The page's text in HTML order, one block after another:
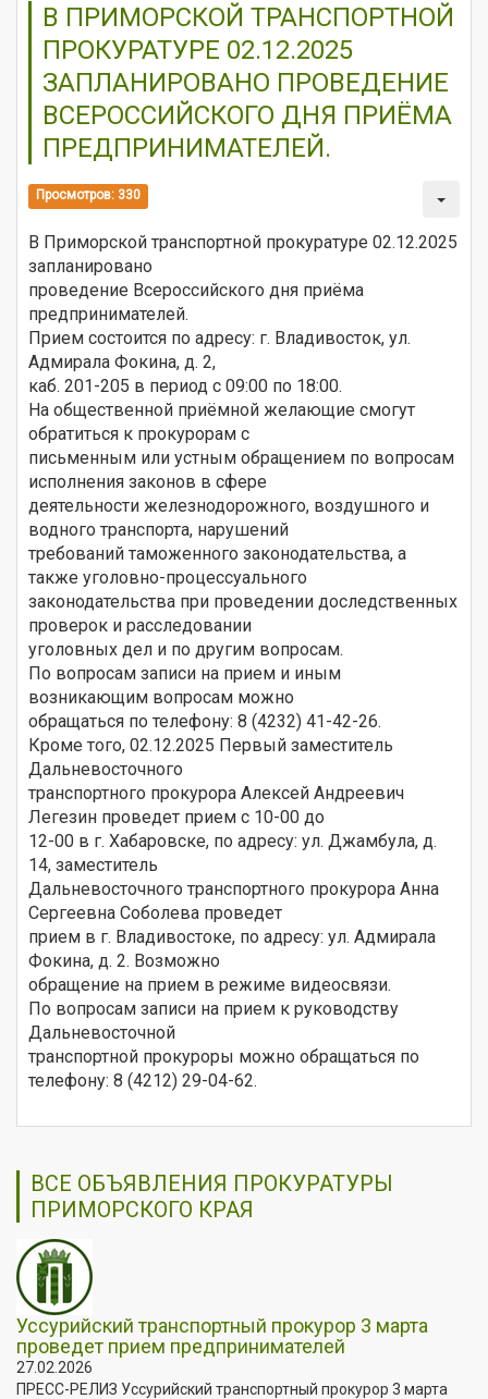
В ПРИМОРСКОЙ ТРАНСПОРТНОЙ
ПРОКУРАТУРЕ 02.12.2025
ЗАПЛАНИРОВАНО ПРОВЕДЕНИЕ
ВСЕРОССИЙСКОГО ДНЯ ПРИЁМА
ПРЕДПРИНИМАТЕЛЕЙ.
Просмотров: 330
В Приморской транспортной прокуратуре 02.12.2025
запланировано
проведение Всероссийского дня приёма
предпринимателей.
Прием состоится по адресу: г. Владивосток, ул.
Адмирала Фокина, д. 2,
каб. 201-205 в период с 09:00 по 18:00.
На общественной приёмной желающие смогут
обратиться к прокурорам с
письменным или устным обращением по вопросам
исполнения законов в сфере
деятельности железнодорожного, воздушного и
водного транспорта, нарушений
требований таможенного законодательства, а
также уголовно-процессуального
законодательства при проведении доследственных
проверок и расследовании
уголовных дел и по другим вопросам.
По вопросам записи на прием и иным
возникающим вопросам можно
обращаться по телефону: 8 (4232) 41-42-26.
Кроме того, 02.12.2025 Первый заместитель
Дальневосточного
транспортного прокурора Алексей Андреевич
Легезин проведет прием с 10-00 до
12-00 в г. Хабаровске, по адресу: ул. Джамбула, д.
14, заместитель
Дальневосточного транспортного прокурора Анна
Сергеевна Соболева проведет
прием в г. Владивостоке, по адресу: ул. Адмирала
Фокина, д. 2. Возможно
обращение на прием в режиме видеосвязи.
По вопросам записи на прием к руководству
Дальневосточной
транспортной прокуроры можно обращаться по
телефону: 8 (4212) 29-04-62.
ВСЕ ОБЪЯВЛЕНИЯ ПРОКУРАТУРЫ
ПРИМОРСКОГО КРАЯ
Уссурийский транспортный прокурор 3 марта
проведет прием предпринимателей
27.02.2026
ПРЕСС-РЕЛИЗ Уссурийский транспортный прокурор 3 марта